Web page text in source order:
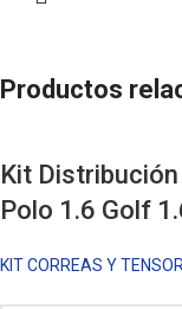
Productos
Kit
Polo 1.6 Golf
KIT CORREAS Y